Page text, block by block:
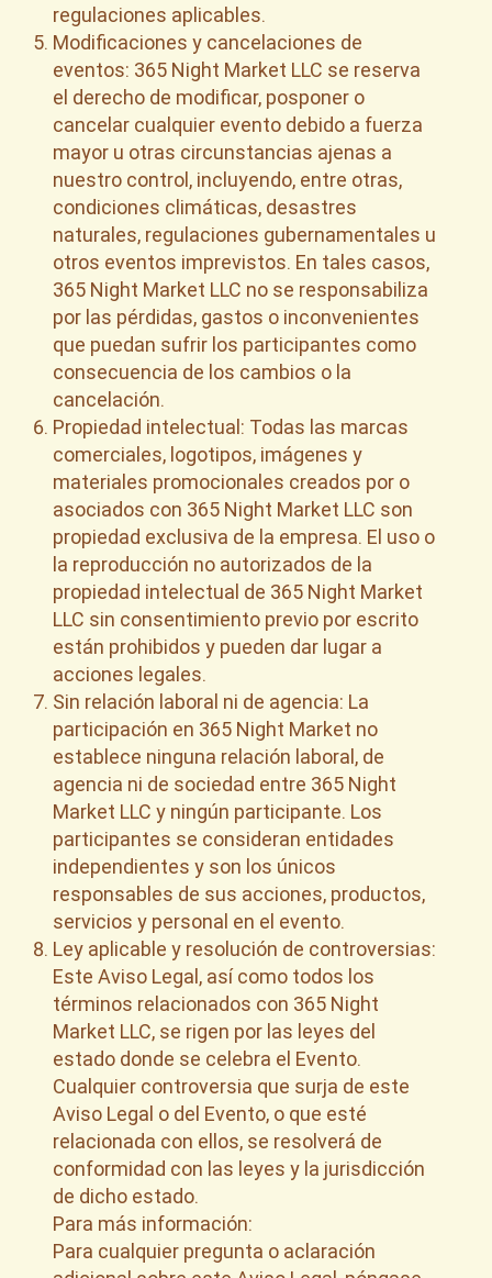
regulaciones aplicables.
Modificaciones y cancelaciones de
eventos: 365 Night Market LLC se reserva
el derecho de modificar, posponer o
cancelar cualquier evento debido a fuerza
mayor u otras circunstancias ajenas a
nuestro control, incluyendo, entre otras,
condiciones climáticas, desastres
naturales, regulaciones gubernamentales u
otros eventos imprevistos. En tales casos,
365 Night Market LLC no se responsabiliza
por las pérdidas, gastos o inconvenientes
que puedan sufrir los participantes como
consecuencia de los cambios o la
cancelación.
Propiedad intelectual: Todas las marcas
comerciales, logotipos, imágenes y
materiales promocionales creados por o
asociados con 365 Night Market LLC son
propiedad exclusiva de la empresa. El uso o
la reproducción no autorizados de la
propiedad intelectual de 365 Night Market
LLC sin consentimiento previo por escrito
están prohibidos y pueden dar lugar a
acciones legales.
Sin relación laboral ni de agencia: La
participación en 365 Night Market no
establece ninguna relación laboral, de
agencia ni de sociedad entre 365 Night
Market LLC y ningún participante. Los
participantes se consideran entidades
independientes y son los únicos
responsables de sus acciones, productos,
servicios y personal en el evento.
Ley aplicable y resolución de controversias:
Este Aviso Legal, así como todos los
términos relacionados con 365 Night
Market LLC, se rigen por las leyes del
estado donde se celebra el Evento.
Cualquier controversia que surja de este
Aviso Legal o del Evento, o que esté
relacionada con ellos, se resolverá de
conformidad con las leyes y la jurisdicción
de dicho estado.
Para más información:
Para cualquier pregunta o aclaración